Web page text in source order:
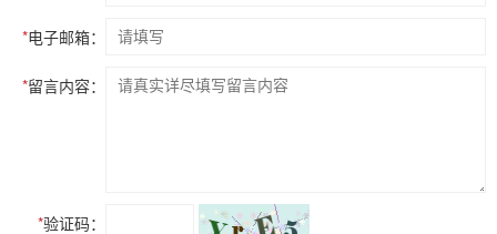
*电子邮箱：
*留言内容：
*验证码：